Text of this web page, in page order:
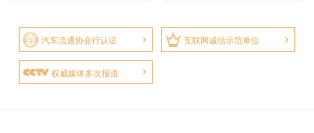
汽车流通协会行认证 互联网诚信示范单位
权威媒体多次报道